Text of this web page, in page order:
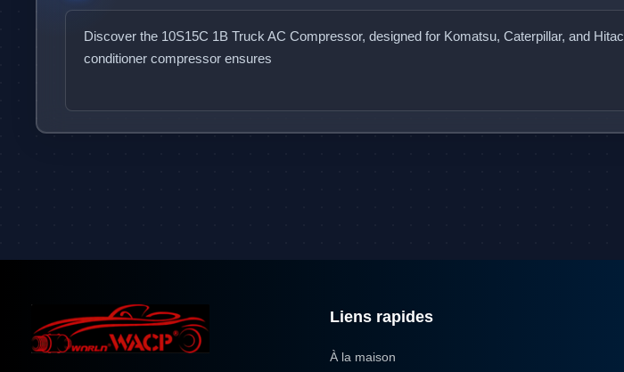
Discover the 10S15C 1B Truck AC Compressor, designed for Komatsu, Caterpillar, and Hitac
conditioner compressor ensures
Liens rapides
À la maison